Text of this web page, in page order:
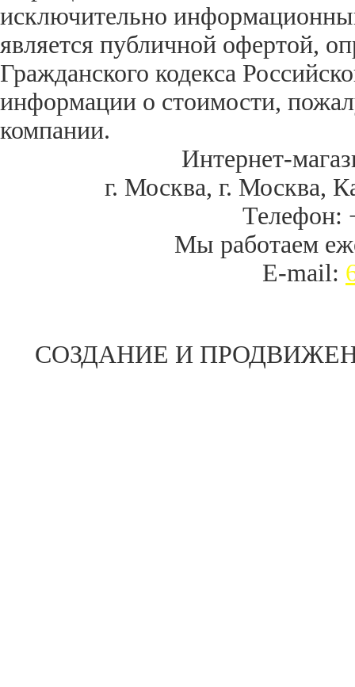
исключительно
является публичной офертой,
Гражданского кодекса
информации о стоимости,
компании.
Интернет-
г. Москва,г. Москва,
Телефон:
Мы работаем
E-mail:
СОЗДАНИЕ И